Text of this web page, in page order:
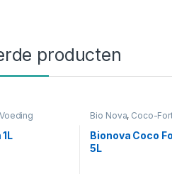
producten
Voeding Bio Nova, Coco-
Bionova Coco
5L